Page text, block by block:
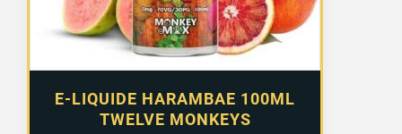
E-LIQUIDE HARAMBAE 100ML
TWELVE MONKEYS